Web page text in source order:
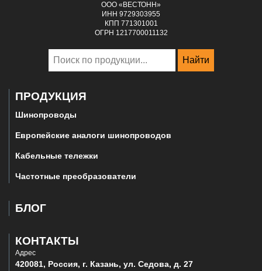
ООО «ВЕСТОНН»
ИНН 9729303955
КПП 771301001
ОГРН 1217700011132
Найти
ПРОДУКЦИЯ
Шинопроводы
Европейские аналоги шинопроводов
Кабельные тележки
Частотные преобразователи
БЛОГ
КОНТАКТЫ
Адрес
420081, Россия, г. Казань, ул. Седова, д. 27